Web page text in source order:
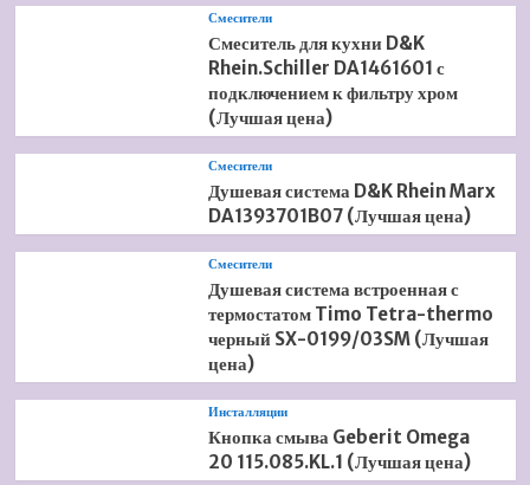
Смесители
Смеситель для кухни D&K
Rhein.Schiller DA1461601 с
подключением к фильтру хром
(Лучшая цена)
Смесители
Душевая система D&K Rhein Marx
DA1393701B07 (Лучшая цена)
Смесители
Душевая система встроенная с
термостатом Timo Tetra-thermo
черный SX-0199/03SM (Лучшая
цена)
Инсталляции
Кнопка смыва Geberit Omega
20 115.085.KL.1 (Лучшая цена)